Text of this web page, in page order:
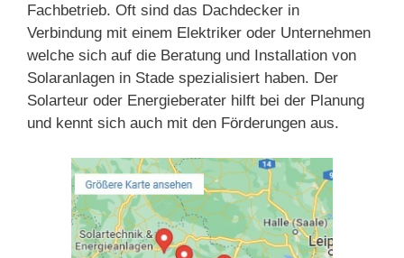
Fachbetrieb. Oft sind das Dachdecker in
Verbindung mit einem Elektriker oder Unternehmen
welche sich auf die Beratung und Installation von
Solaranlagen in Stade spezialisiert haben. Der
Solarteur oder Energieberater hilft bei der Planung
und kennt sich auch mit den Förderungen aus.